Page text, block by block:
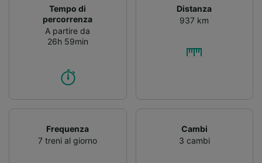
Tempo di
percorrenza
A partire da
26h 59min
Distanza
937 km
Frequenza
7 treni al giorno
Cambi
3 cambi